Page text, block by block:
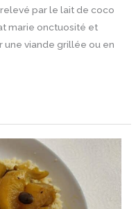
par le lait de coco
marie onctuosité et
viande grillée ou en